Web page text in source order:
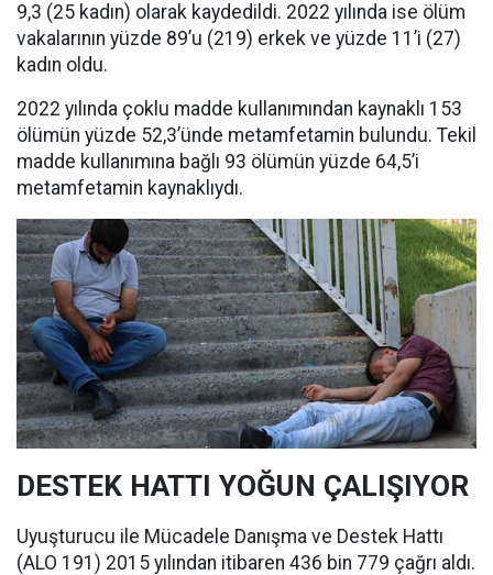
9,3 (25 kadın) olarak kaydedildi. 2022 yılında ise ölüm
vakalarının yüzde 89’u (219) erkek ve yüzde 11’i (27)
kadın oldu.
2022 yılında çoklu madde kullanımından kaynaklı 153
ölümün yüzde 52,3’ünde metamfetamin bulundu. Tekil
madde kullanımına bağlı 93 ölümün yüzde 64,5’i
metamfetamin kaynaklıydı.
DESTEK HATTI YOĞUN ÇALIŞIYOR
Uyuşturucu ile Mücadele Danışma ve Destek Hattı
(ALO 191) 2015 yılından itibaren 436 bin 779 çağrı aldı.